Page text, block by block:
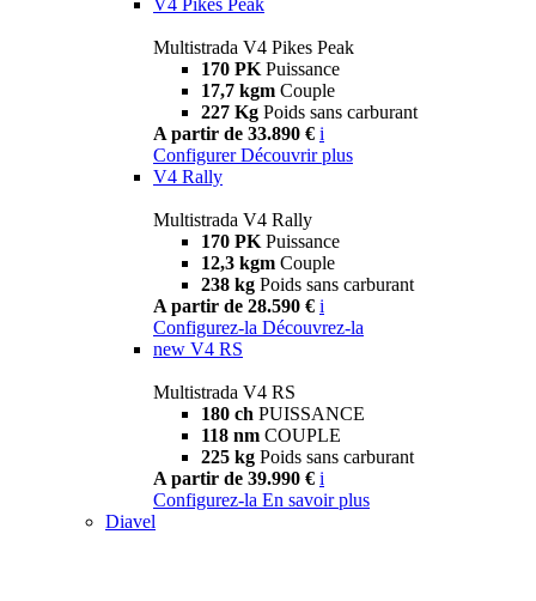
Multistrada V4 Pikes Peak
170 PK Puissance
17,7 kgm Couple
227 Kg Poids sans carburant
A partir de 33.890 € i
Configurer Découvrir plus
V4 Rally
Multistrada V4 Rally
170 PK Puissance
12,3 kgm Couple
238 kg Poids sans carburant
A partir de 28.590 € i
Configurez-la Découvrez-la
new V4 RS
Multistrada V4 RS
180 ch PUISSANCE
118 nm COUPLE
225 kg Poids sans carburant
A partir de 39.990 € i
Configurez-la En savoir plus
Diavel